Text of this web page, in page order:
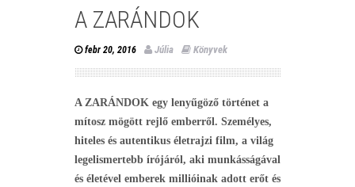
A ZARÁNDOK
febr 20, 2016 Júlia Könyvek
A ZARÁNDOK egy lenyűgöző történet a
mítosz mögött rejlő emberről. Személyes,
hiteles és autentikus életrajzi film, a világ
legelismertebb írójáról, aki munkásságával
és életével emberek millióinak adott erőt és